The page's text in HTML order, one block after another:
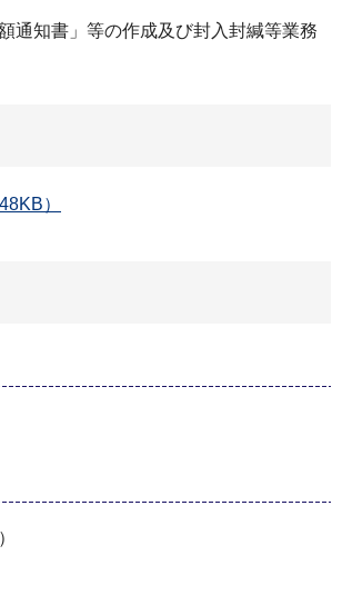
通知書」等の作成及び封⼊封緘等業務
）